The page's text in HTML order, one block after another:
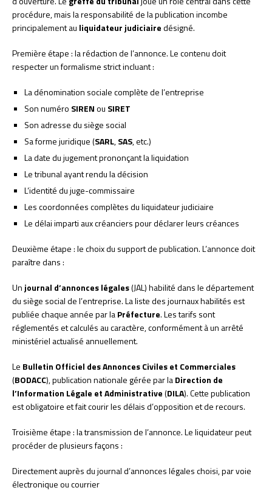
procédure, mais la responsabilité de la publication incombe
principalement au liquidateur judiciairedésigné.
Première étape : la rédaction de l’annonce. Le contenu doit
respecter un formalisme strict incluant :
La dénomination sociale complète de l’entreprise
Son numéro SIRENou SIRET
Son adresse du siège social
Sa forme juridique (SARL,SAS, etc.)
La date du jugement prononçant la liquidation
Le tribunal ayant rendu la décision
L’identité du juge-commissaire
Les coordonnées complètes du liquidateur judiciaire
Le délai imparti aux créanciers pour déclarer leurs créances
Deuxième étape : le choix du support de publication. L’annonce doit
paraître dans :
Un journal d’annonces légales(JAL) habilité dans le département
du siège social de l’entreprise. La liste des journaux habilités est
publiée chaque année par laPréfecture. Les tarifs sont
réglementés et calculés au caractère, conformément à un arrêté
ministériel actualisé annuellement.
Le Bulletin Officiel des Annonces Civiles et Commerciales
(BODACC), publication nationale gérée par laDirection de
l’Information Légale et Administrative(DILA). Cette publication
est obligatoire et fait courir les délais d’opposition et de recours.
Troisième étape : la transmission de l’annonce. Le liquidateur peut
procéder de plusieurs façons :
Directement auprès du journal d’annonces légales choisi, par voie
électronique ou courrier